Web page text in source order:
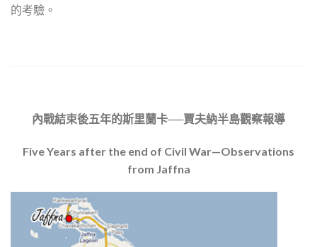
的考驗。
內戰結束後五年的斯里蘭卡──賈夫納半島觀察報導
Five Years after the end of Civil War—Observations
from Jaffna